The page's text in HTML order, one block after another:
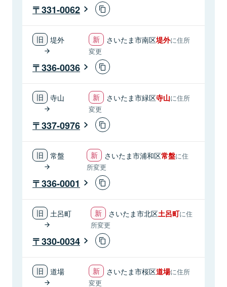
331-0062
堤外 さいたま市南区堤外に住所
変更
336-0036
寺山 さいたま市緑区寺山に住所
変更
337-0976
常盤 さいたま市浦和区常盤に住
所変更
336-0001
土呂町 さいたま市北区土呂町に住
所変更
330-0034
道場 さいたま市桜区道場に住所
変更